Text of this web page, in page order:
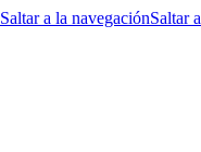
Saltar a la navegaciónSaltar